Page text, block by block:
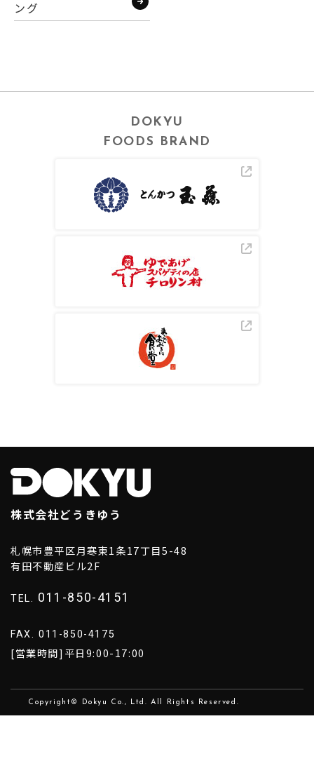
ング
DOKYU
FOODS BRAND
株式会社どうきゆう
札幌市豊平区月寒東1条17丁目5-48
有田不動産ビル2F
TEL. 011-850-4151
FAX. 011-850-4175
[営業時間]平日9:00-17:00
Copyright© Dokyu Co., Ltd. All Rights Reserved.